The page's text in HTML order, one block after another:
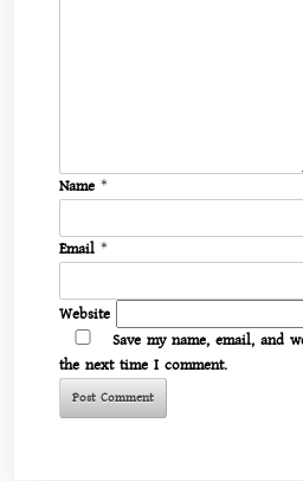
Name *
Email *
Website
Save my name, email, and
the next time I comment.